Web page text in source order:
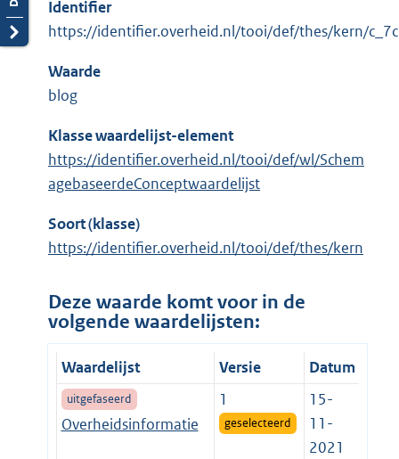
Identifier
https://identifier.overheid.nl/tooi/def/thes/kern/
Waarde
blog
Klasse waardelijst-element
https://identifier.overheid.nl/tooi/def/wl/Schem
agebaseerdeConceptwaardelijst
Soort (klasse)
https://identifier.overheid.nl/tooi/def/thes/kern
Deze waarde komt voor in de
volgende waardelijsten:
Waardelijst Versie Datum
uitgefaseerd
Overheidsinformatie
1
geselecteerd
15-
11-
2021